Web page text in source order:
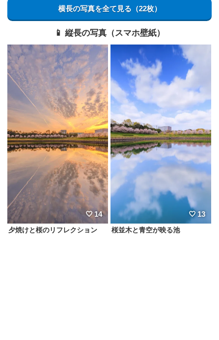
横長の写真を全て見る（22枚）
📱 縦長の写真（スマホ壁紙）
14
夕焼けと桜のリフレクション
13
桜並木と青空が映る池